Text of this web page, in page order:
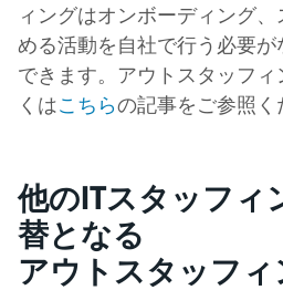
ィングはオンボーディング
める活動を自社で行う必要
できます。アウトスタッフ
くはこちらの記事をご参照く
他のITスタッフィ
替となる
アウトスタッフィ